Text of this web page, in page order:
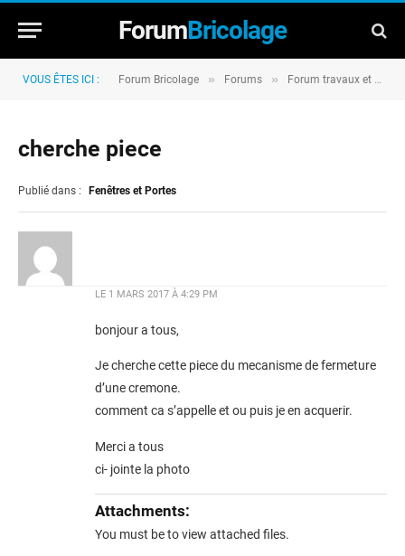
ForumBricolage
VOUS ÊTES ICI : Forum Bricolage » Forums » Forum travaux et rénovation
cherche piece
Publié dans : Fenêtres et Portes
LE 1 MARS 2017 À 4:29 PM
bonjour a tous,
Je cherche cette piece du mecanisme de fermeture
d’une cremone.
comment ca s’appelle et ou puis je en acquerir.
Merci a tous
ci- jointe la photo
Attachments:
You must beto view attached files.